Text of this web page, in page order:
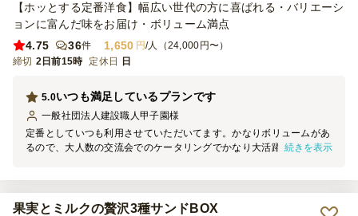
【ホッとする定番洋食】幅広い世代の方に喜ばれる・バリエーシ
ョンに富んだ味をお届け・ボリューム満点
4.75
36件 1,650 円/人（24,000円〜）
締切 2日前15時 定休日 日
いつも満足しているプランです
5.0
一般社団法人建設職人甲子園様
定番としていつも利用させていただいてます。かなりボリュームがあ
るので、大人数の交流会でのケータリングでかなり大活躍すると思い
続きを表示
果実とミルクの贅沢3種サンドBOX